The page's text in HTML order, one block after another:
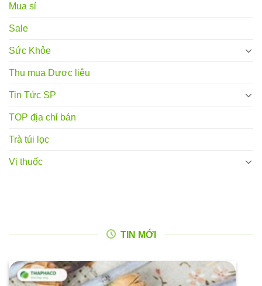
Mua sỉ
Sale
Sức Khỏe
Thu mua Dược liệu
Tin Tức SP
TOP địa chỉ bán
Trà túi lọc
Vị thuốc
TIN MỚI